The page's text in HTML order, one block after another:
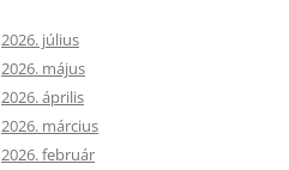
2026. július
2026. május
2026. április
2026. március
2026. február